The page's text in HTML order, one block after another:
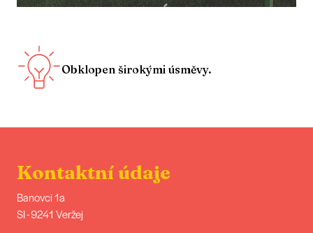
Obklopen širokými úsměvy.
Kontaktní údaje
Banovci 1a
SI - 9241 Veržej